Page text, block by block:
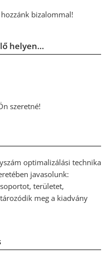
bizalommal!
helyen…
szeretné!
optimalizálási technika
javasolunk:
területet,
meg a kiadvány